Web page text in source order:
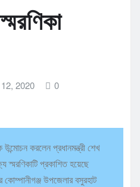
2020 0
করলেন প্রধানমন্ত্রী শেখ
স্মরণিকাটি প্রকাশিত হয়েছে
কোম্পানীগঞ্জ উপজেলার বসুরহাট